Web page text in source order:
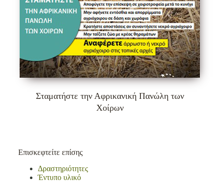
Σταματήστε την Αφρικανική Πανώλη των
Χοίρων
Επισκεφτείτε επίσης
Δραστηριότητες
Έντυπο υλικό